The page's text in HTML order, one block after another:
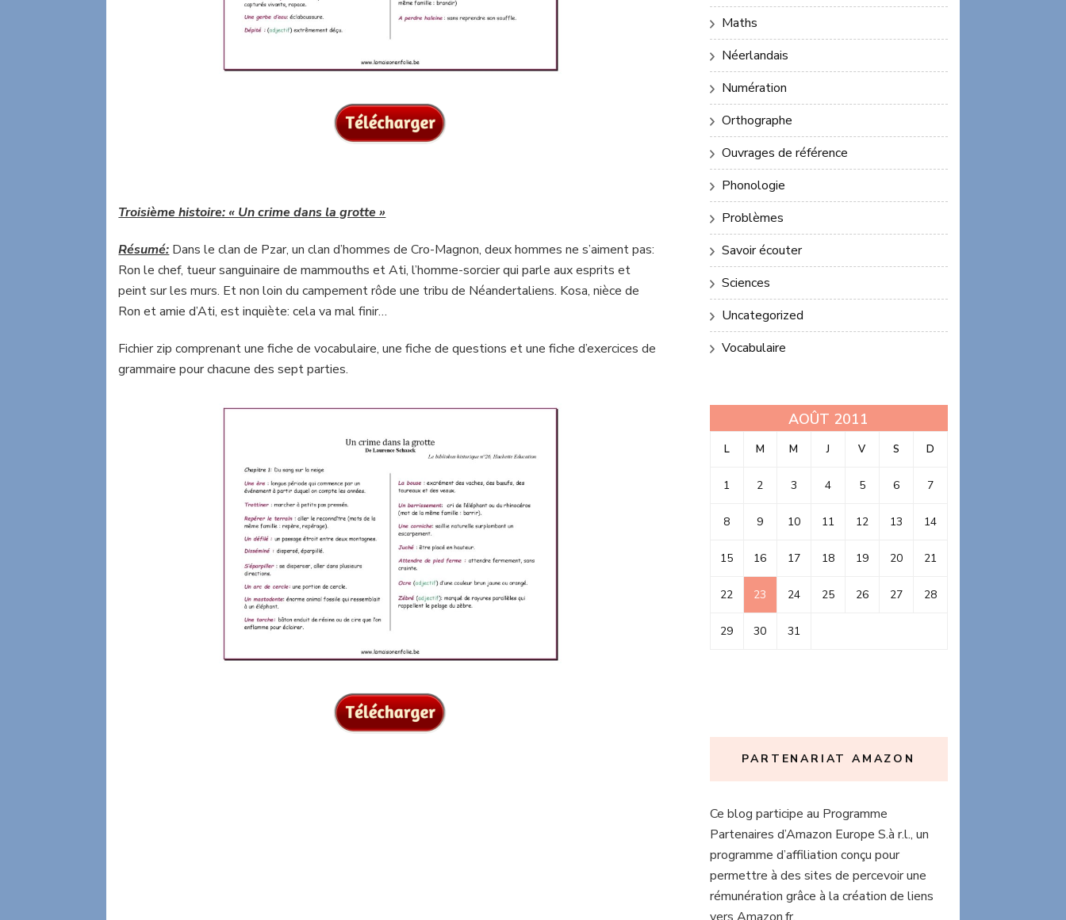
Troisième histoire: « Un crime dans la grotte »
Résumé: Dans le clan de Pzar, un clan d’hommes de Cro-Magnon, deux hommes ne s’aiment pas:
Ron le chef, tueur sanguinaire de mammouths et Ati, l’homme-sorcier qui parle aux esprits et
peint sur les murs. Et non loin du campement rôde une tribu de Néandertaliens. Kosa, nièce de
Ron et amie d’Ati, est inquiète: cela va mal finir…
Fichier zip comprenant une fiche de vocabulaire, une fiche de questions et une fiche d’exercices de
grammaire pour chacune des sept parties.
Maths
Néerlandais
Numération
Orthographe
Ouvrages de référence
Phonologie
Problèmes
Savoir écouter
Sciences
Uncategorized
Vocabulaire
AOÛT 2011
L M M J V S D
1 2 3 4 5 6 7
8 9 10 11 12 13 14
15 16 17 18 19 20 21
22 23 24 25 26 27 28
29 30 31
PARTENARIAT AMAZON
Ce blog participe au Programme
Partenaires d’Amazon Europe S.à r.l., un
programme d’affiliation conçu pour
permettre à des sites de percevoir une
rémunération grâce à la création de liens